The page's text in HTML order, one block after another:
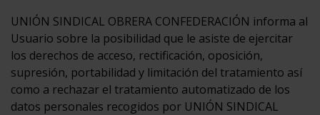
UNIÓN SINDICAL OBRERA CONFEDERACIÓN informa al
Usuario sobre la posibilidad que le asiste de ejercitar
los derechos de acceso, rectificación, oposición,
supresión, portabilidad y limitación del tratamiento así
como a rechazar el tratamiento automatizado de los
datos personales recogidos por UNIÓN SINDICAL